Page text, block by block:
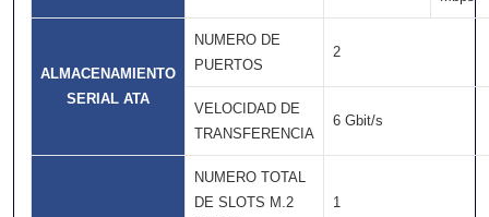
ALMACENAMIENTO
SERIAL ATA
NUMERO DE
PUERTOS
2
VELOCIDAD DE
TRANSFERENCIA
6 Gbit/s
NUMERO TOTAL
DE SLOTS M.2
1